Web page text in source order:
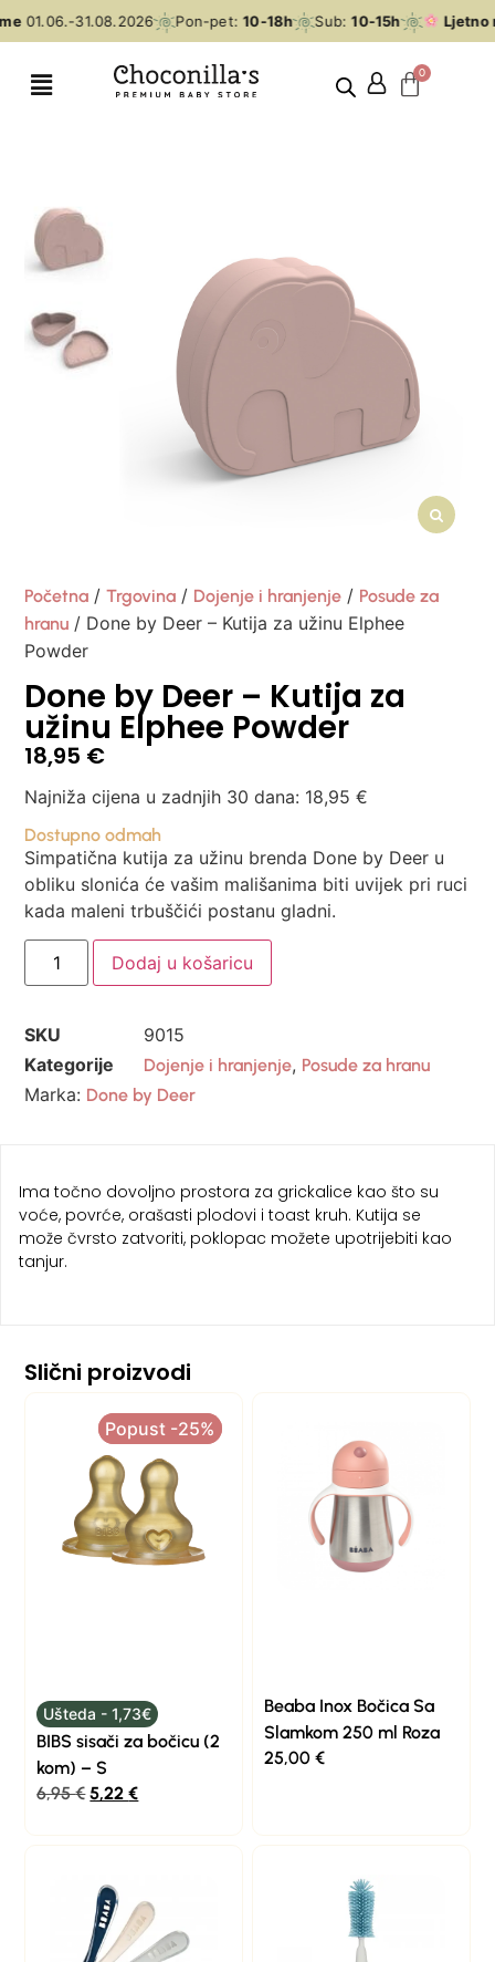
01.06.-31.08.2026 Pon-pet:10-18h Sub:10-15h Ljetno
Početna /Trgovina / Dojenje i hranjenje / Posude za
hranu / Done by Deer – Kutija za užinu Elphee
Powder
Done by Deer – Kutija za
užinu Elphee Powder
18,95 €
Najniža cijena u zadnjih 30 dana: 18,95€
Dostupno odmah
Simpatična kutija za užinu brenda Done by Deer u
obliku slonića će vašim mališanima biti uvijek pri ruci
kada maleni trbuščići postanu gladni.
Dodaj u košaricu
SKU
9015
Kategorije
Dojenje i hranjenje, Posude za hranu
Marka: Done by Deer
Ima točno dovoljno prostora za grickalice kao što su
voće, povrće, orašasti plodovi i toast kruh. Kutija se
može čvrsto zatvoriti, poklopac možete upotrijebiti kao
tanjur.
Slični proizvodi
Popust -25%
Popust -25%
Ušteda - 1,73€
BIBS sisači za bočicu (2
kom) – S
6,95€ 5,22€
Beaba Inox Bočica Sa
Slamkom 250 ml Roza
25,00 €